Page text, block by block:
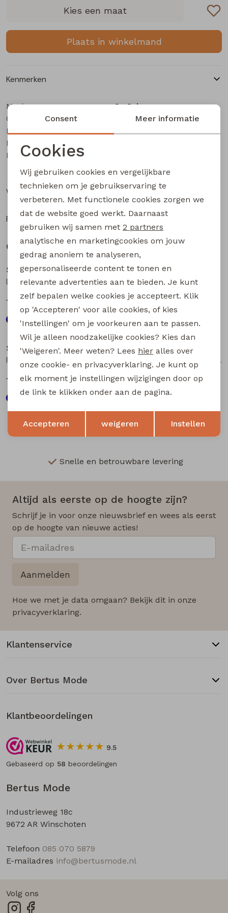
Bermuda's
Kies een maat
Plaats in winkelmand
Kenmerken
Merk
So Soire
Categorie
Dames T-Shirt km
Leverancierscode
Tamara Z10655
Bestelcode
Kleur
Winkelvoorraad
Ruilen en retourneren
Gerelateerde producten
So Soire
Lois aop Z10665 dames T-shirt km Indigo
15,00
29,99
So Soire
15,00
29,99
Sale
So Soire
14,00
27,99
So Soire
Fabia Z10657 dames T-shirt km Kobalt
14,00 27,99
Snelle en betrouwbare levering
Altijd als eerste op de hoogte zijn?
Schrijf je in voor onze nieuwsbrief en wees als eerst
op de hoogte van nieuwe acties!
Aanmelden
Hoe we met je data omgaan? Bekijk dit in onze
privacyverklaring.
Bertus Mode
Industrieweg 18c
9672 AR Winschoten
Telefoon 085 070 5879
E-mailadres info@bertusmode.nl
Klantenservice
Over Bertus Mode
Klantbeoordelingen
9.5
Gebaseerd op 58 beoordelingen
Volg ons
Noodzakelijke cookies
Analytische cookies
Marketing cookies
Terug Opslaan
Consent Meer informatie
Cookies
Wij gebruiken cookies en vergelijkbare
technieken om je gebruikservaring te
verbeteren. Met functionele cookies zorgen we
dat de website goed werkt. Daarnaast
gebruiken wij samen met 2 partners
analytische en marketingcookies om jouw
gedrag anoniem te analyseren,
gepersonaliseerde content te tonen en
relevante advertenties aan te bieden. Je kunt
zelf bepalen welke cookies je accepteert. Klik
op 'Accepteren' voor alle cookies, of kies
'Instellingen' om je voorkeuren aan te passen.
Wil je alleen noodzakelijke cookies? Kies dan
'Weigeren'. Meer weten? Lees hier alles over
onze cookie- en privacyverklaring. Je kunt op
elk moment je instellingen wijzigingen door op
de link te klikken onder aan de pagina.
Accepteren weigeren Instellen